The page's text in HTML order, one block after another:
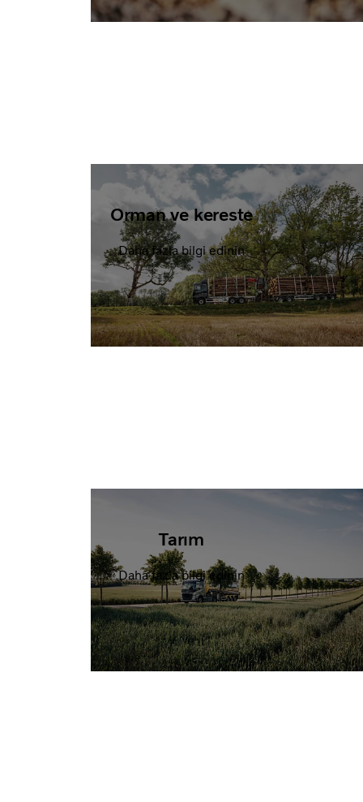
Orman ve kereste
Daha fazla bilgi edinin
Tarım
Daha fazla bilgi edinin